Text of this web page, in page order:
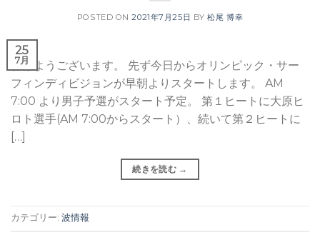
POSTED ON2021年7月25日 BY松尾 博幸
25
7月
おはようございます。 先ず今日からオリンピック・サー
フィンディビジョンが早朝よりスタートします。 AM
7:00 より男子予選がスタート予定。 第１ヒートに大原ヒ
ロト選手(AM 7:00からスタート）、続いて第２ヒートに
[…]
続きを読む →
カテゴリー: 波情報